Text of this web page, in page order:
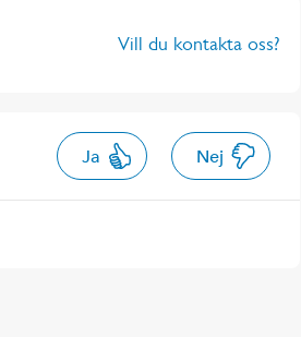
Vill du kontakta oss?
Ja Nej